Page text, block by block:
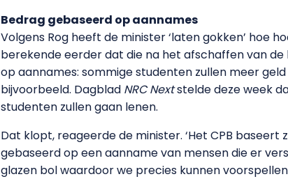
Bedrag gebaseerd op aannames
Volgens Rog heeft de minister ‘laten gokken’ hoe
berekende eerder dat die na het afschaffen van de
op aannames: sommige studenten zullen meer
bijvoorbeeld. Dagblad NRC Nextstelde deze week
studenten zullen gaan lenen.
Dat klopt, reageerde de minister. ‘Het CPB baseert
gebaseerd op een aanname van mensen die er
glazen bol waardoor we precies kunnen